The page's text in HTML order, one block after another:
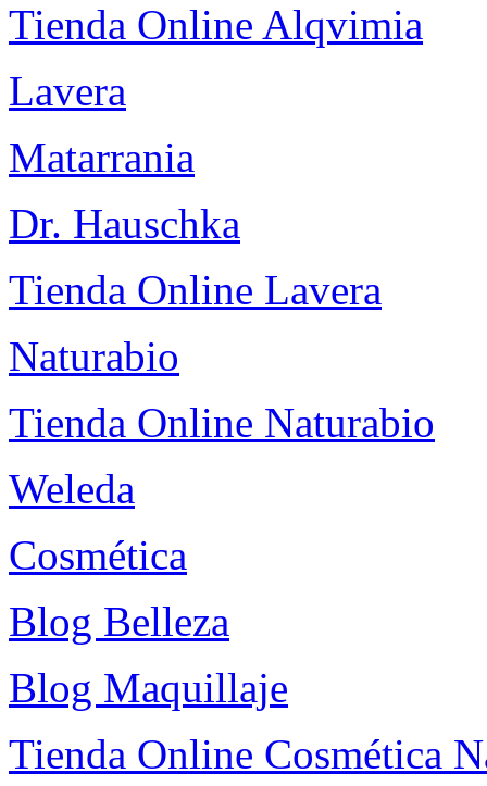
Tienda Online Alqvimia
Lavera
Matarrania
Dr. Hauschka
Tienda Online Lavera
Naturabio
Tienda Online Naturabio
Weleda
Cosmética
Blog Belleza
Blog Maquillaje
Tienda Online Cosmética